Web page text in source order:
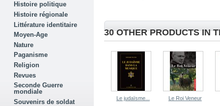
Histoire politique
Histoire régionale
Littérature identitaire
Moyen-Age
Nature
Paganisme
Religion
Revues
Seconde Guerre
mondiale
Souvenirs de soldat
30 OTHER PRODUCTS IN
Le judaïsme... Le Roi Veneur